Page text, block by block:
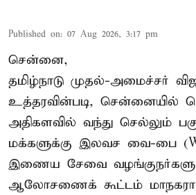
Published on: 07 Aug 2026, 3:17 pm
சென்னை,
தமிழ்நாடு முதல்-அமைச்சர்
உத்தரவின்படி, சென்னையில்
அதிகளவில் வந்து செல்லும்
மக்களுக்கு இலவச வை-பை
இணைய சேவை
ஆலோசணைக் கூட்டம்